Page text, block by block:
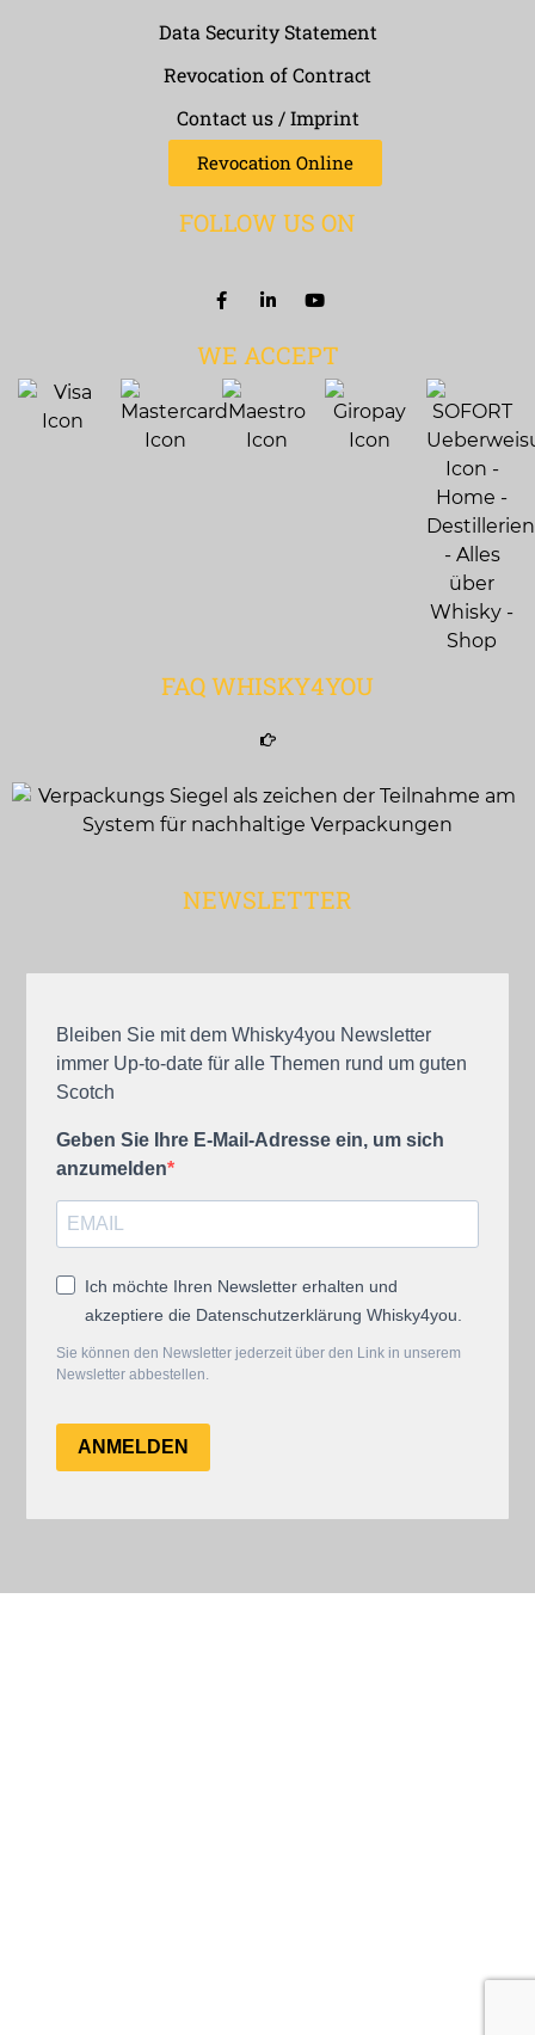
Data Security Statement
Revocation of Contract
Contact us / Imprint
Revocation Online
FOLLOW US ON
WE ACCEPT
FAQ WHISKY4YOU
NEWSLETTER
Bleiben Sie mit dem Whisky4you Newsletter
immer Up-to-date für alle Themen rund um guten
Scotch
Geben Sie Ihre E-Mail-Adresse ein, um sich
anzumelden
Ich möchte Ihren Newsletter erhalten und
akzeptiere die Datenschutzerklärung Whisky4you.
Sie können den Newsletter jederzeit über den Link in unserem
Newsletter abbestellen.
ANMELDEN